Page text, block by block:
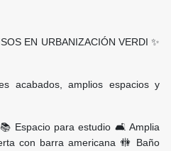
EN URBANIZACIÓN VERDI ✨
acabados, amplios espacios y
Espacio para estudio 🛋️ Amplia
con barra americana 🚻 Baño